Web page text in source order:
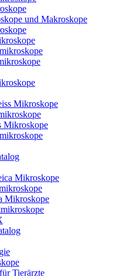
und Makroskope
Mikroskope
Mikroskope
Mikroskope
Mikroskope
Tierärzte